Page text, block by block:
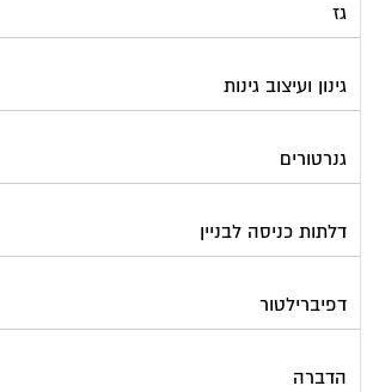
גז
גינון ועיצוב גינות
גנרטורים
דלתות כניסה לבניין
דפיברילטור
הדברה